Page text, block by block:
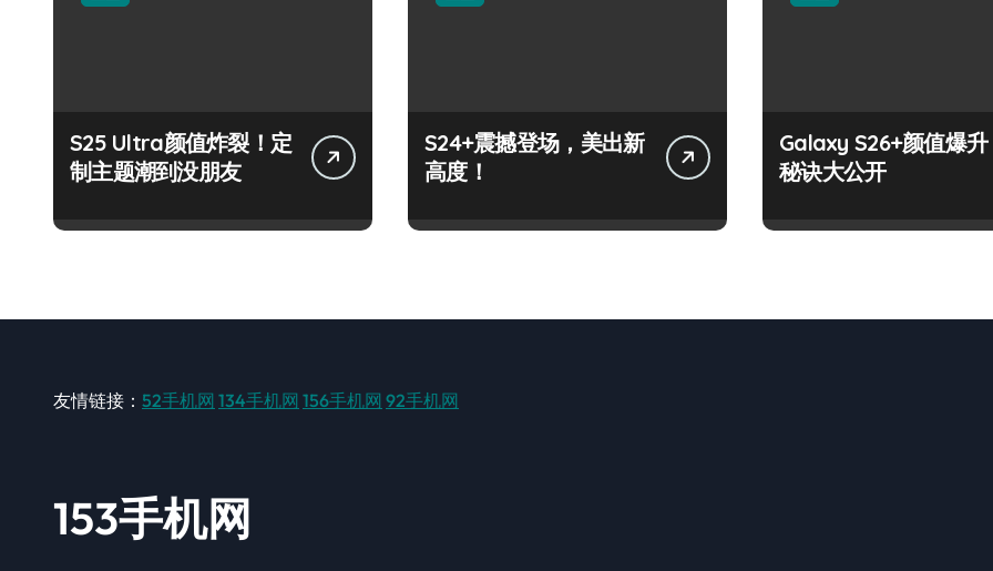
S25 Ultra颜值炸裂！定
制主题潮到没朋友
S24+震撼登场，美出新
高度！
Galaxy S26+颜值爆升
秘诀大公开
友情链接： 52手机网 134手机网 156手机网 92手机网
153手机网